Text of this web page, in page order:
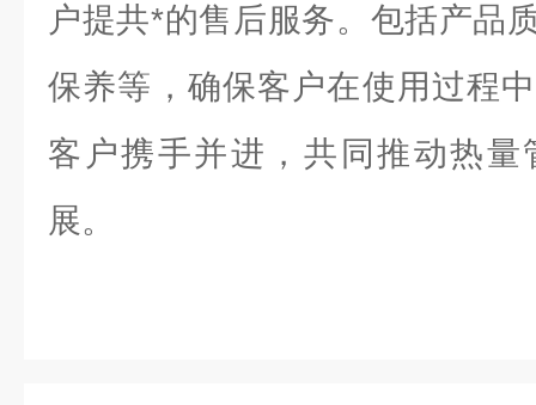
户提共*的售后服务。包括产品
保养等，确保客户在使用过程
客户携手并进，共同推动热
展。